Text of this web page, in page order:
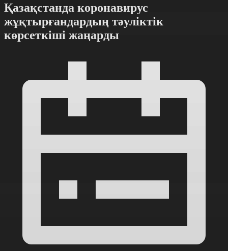
Қазақстанда коронавирус
жұқтырғандардың тәуліктік
көрсеткіші жаңарды